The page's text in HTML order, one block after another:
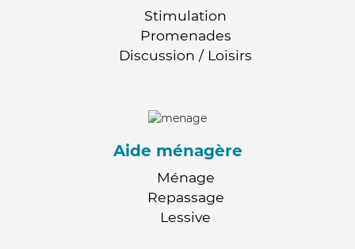
Stimulation
Promenades
Discussion / Loisirs
Aide ménagère
Ménage
Repassage
Lessive